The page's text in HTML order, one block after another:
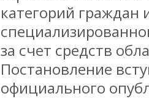
категорий
за счет средств
Постановление
официального